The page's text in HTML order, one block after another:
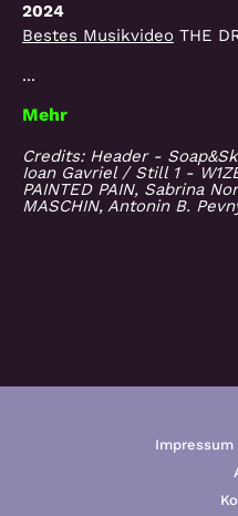
2024
Bestes Musikvideo THE
...
Mehr
Credits: Header -
Ioan Gavriel / Still 1 -
PAINTED PAIN, Sabrina
MASCHIN, Antonin B.
Impressum